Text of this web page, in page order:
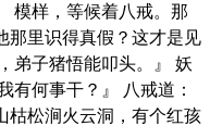
模样，等候着八戒。那
那里识得真假？这才是见
弟子猪悟能叩头。』 妖
有何事干？』 八戒道：
枯松涧火云洞，有个红孩